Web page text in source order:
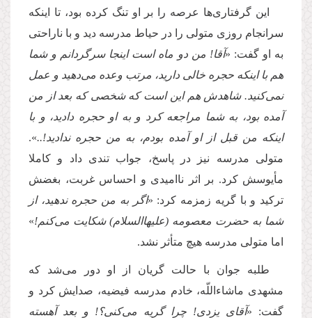
این گرفتارى‌ها عرصه را بر او تنگ كرده بود، تا اینكه
سرانجام روزى متولى را در حیاط مدرسه دید و با ناراحتى
به او گفت: «آقا! من دو ماه است اینجا سرگردانم و شما
هم با اینكه حجره خالى دارید، مرتب وعده مى‌دهید و عمل
نمى‌كنید. شاهدش هم این است كه شخصى كه بعد از من
آمده بود، به شما مراجعه كرد و به او حجره دادید، و با
اینكه من قبل از او آمده بودم، به من حجره ندادید!..».
متولى مدرسه نیز در پاسخ، جواب تندى داد و كاملا
مأیوسش كرد. بر اثر ناامیدى و احساس غربت، بغضش
تركید و با گریه زمزمه كرد: «اگر به من حجره ندهید، از
شما به حضرت معصومه (علیها‌السلام) شكایت مى‌كنم!»
اما متولى مدرسه هیچ متأثر نشد.
طلبه جوان با حالت گریان از او دور مى‌شد كه
مشهدى ماشاءاللّه، خادم مدرسه فیضیه، صدایش كرد و
گفت: «آقاى یزدى! چرا گریه مى‌كنى؟! و بعد آهسته